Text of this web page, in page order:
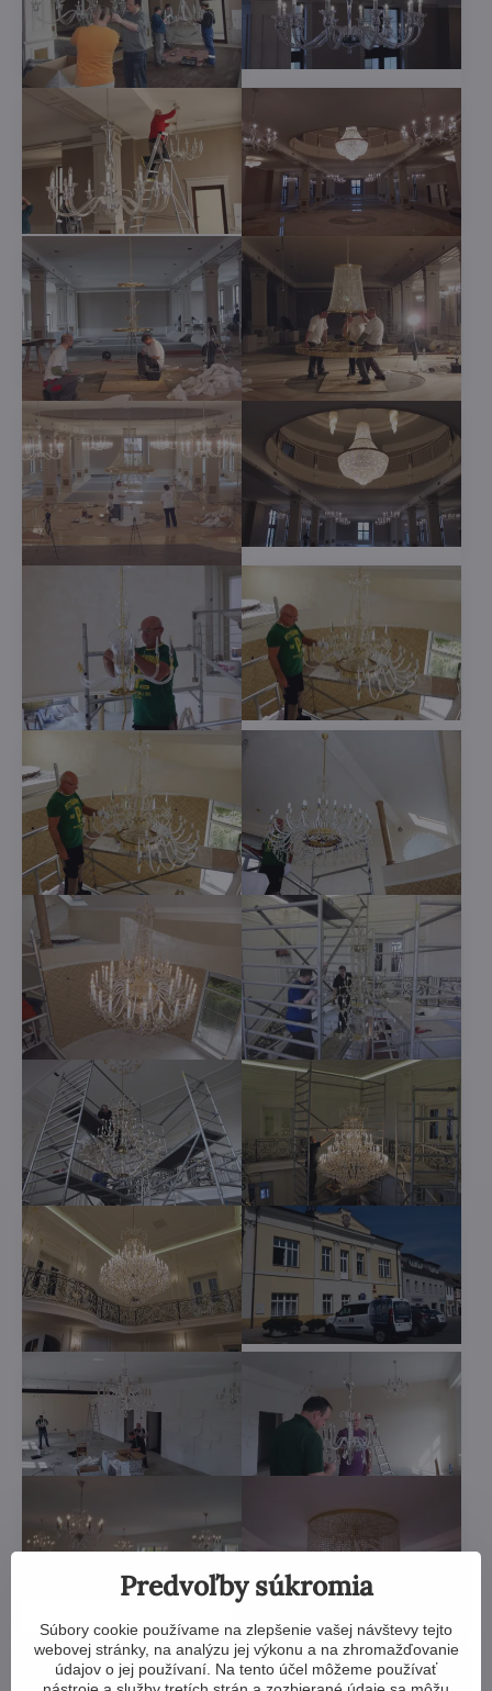
Predvoľby súkromia
Súbory cookie používame na zlepšenie vašej návštevy tejto
webovej stránky, na analýzu jej výkonu a na zhromažďovanie
údajov o jej používaní. Na tento účel môžeme používať